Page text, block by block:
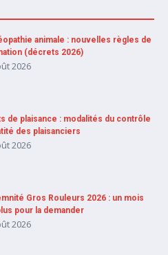
animale : nouvelles règles de
(décrets 2026)
2026
de plaisance : modalités du contrôle
des plaisanciers
2026
Gros Rouleurs 2026 : un mois
pour la demander
2026